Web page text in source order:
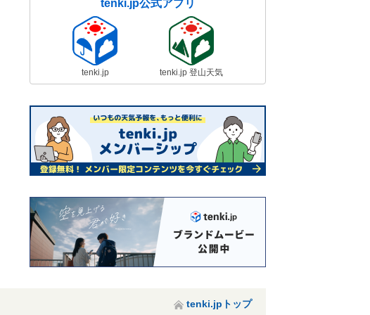
tenki.jp公式アプリ
tenki.jp tenki.jp 登山天気
tenki.jpトップ